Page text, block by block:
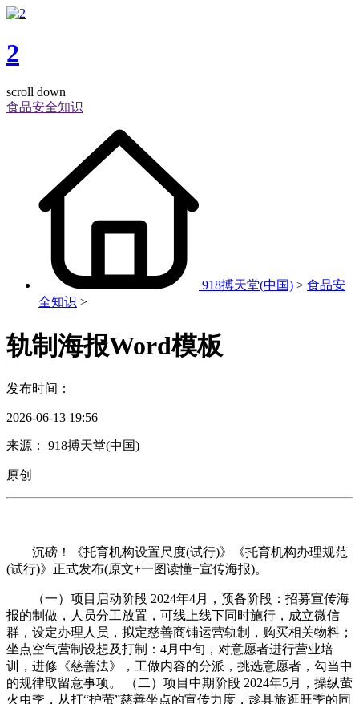
2
scroll down
食品安全知识
918搏天堂(中国) > 食品安
全知识 >
轨制海报Word模板
发布时间：
2026-06-13 19:56
来源： 918搏天堂(中国)
原创
沉磅！《托育机构设置尺度(试行)》《托育机构办理规范
(试行)》正式发布(原文+一图读懂+宣传海报)。
（一）项目启动阶段 2024年4月，预备阶段：招募宣传海
报的制做，人员分工放置，可线上线下同时施行，成立微信
群，设定办理人员，拟定慈善商铺运营轨制，购买相关物料；
坐点空气营制设想及打制：4月中旬，对意愿者进行营业培
训，进修《慈善法》，工做内容的分派，挑选意愿者，勾当中
的规律取留意事项。 （二）项目中期阶段 2024年5月，操纵萤
火虫季，从打“护萤”慈善坐点的宣传力度，趁县旅逛旺季的同